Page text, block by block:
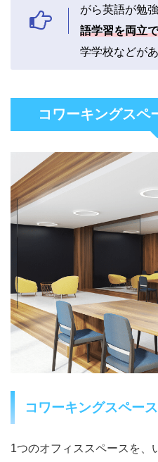
がら英語が勉
語学習を両立
学学校などがあ
コワーキングスペ
コワーキングスペー
1つのオフィススペースを、